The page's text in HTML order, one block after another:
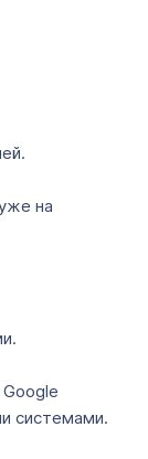
на
системами.